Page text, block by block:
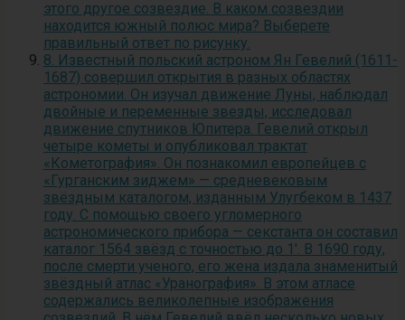
этого другое созвездие. В каком созвездии
находится южный полюс мира? Выберете
правильный ответ по рисунку.
8. Известный польский астроном Ян Гевелий (1611-
1687) совершил открытия в разных областях
астрономии. Он изучал движение Луны, наблюдал
двойные и переменные звезды, исследовал
движение спутников Юпитера. Гевелий открыл
четыре кометы и опубликовал трактат
«Кометография». Он познакомил европейцев с
«Гурганским зиджем» — средневековым
звёздным каталогом, изданным Улугбеком в 1437
году. С помощью своего угломерного
астрономического прибора — секстанта он составил
каталог 1564 звёзд с точностью до 1′. В 1690 году,
после смерти ученого, его жена издала знаменитый
звёздный атлас «Уранография». В этом атласе
содержались великолепные изображения